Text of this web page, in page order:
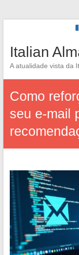
Italian
A atualidade vista da
Como
seu e-mail